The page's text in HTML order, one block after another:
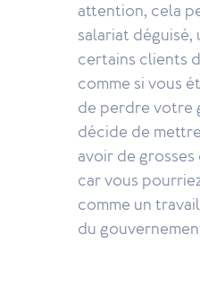
attention, cela
salariat déguisé,
certains clients
comme si vous
de perdre votre
décide de
avoir de
car vous
comme un
du